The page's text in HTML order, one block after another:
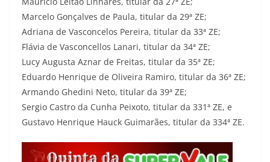
Marcelo Gonçalves de Paula, titular da 29ª ZE;
Adriana de Vasconcelos Pereira, titular da 33ª ZE;
Flávia de Vasconcellos Lanari, titular da 34ª ZE;
Lucy Augusta Aznar de Freitas, titular da 35ª ZE;
Eduardo Henrique de Oliveira Ramiro, titular da 36ª ZE;
Armando Ghedini Neto, titular da 39ª ZE;
Sergio Castro da Cunha Peixoto, titular da 331ª ZE, e
Gustavo Henrique Hauck Guimarães, titular da 334ª ZE.